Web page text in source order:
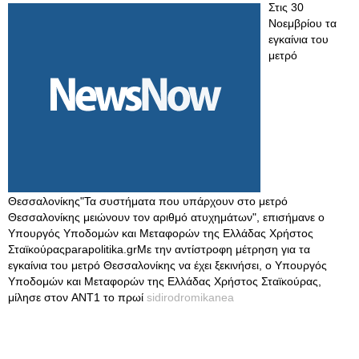
Στις 30
Νοεμβρίου τα
εγκαίνια του
μετρό
Θεσσαλονίκης"Τα συστήματα που υπάρχουν στο μετρό
Θεσσαλονίκης μειώνουν τον αριθμό ατυχημάτων", επισήμανε ο
Υπουργός Υποδομών και Μεταφορών της Ελλάδας Χρήστος
Σταϊκούραςparapolitika.grΜε την αντίστροφη μέτρηση για τα
εγκαίνια του μετρό Θεσσαλονίκης να έχει ξεκινήσει, ο Υπουργός
Υποδομών και Μεταφορών της Ελλάδας Χρήστος Σταϊκούρας,
μίλησε στον ANT1 το πρωί sidirodromikanea